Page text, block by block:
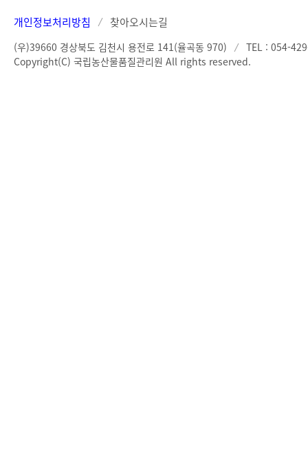
개인정보처리방침 찾아오시는길
(우)39660 경상북도 김천시 용전로 141(율곡동 970)
TEL : 054-
Copyright(C) 국립농산물품질관리원 All rights reserved.